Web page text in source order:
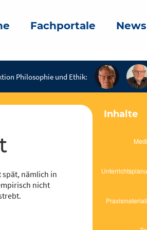
Fachportale News
Philosophie und Ethik:
nämlich in
nicht
Inhalte